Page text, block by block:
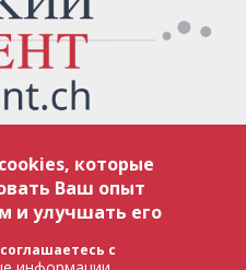
об авторском праве и
или частичное использование
редакции. В случае полного
сайта rusaccent.ch,
на конкретный заимствованный
редакцией rusaccent.ch, являются
или частичное
которые
Ваш опыт
и улучшать его
с